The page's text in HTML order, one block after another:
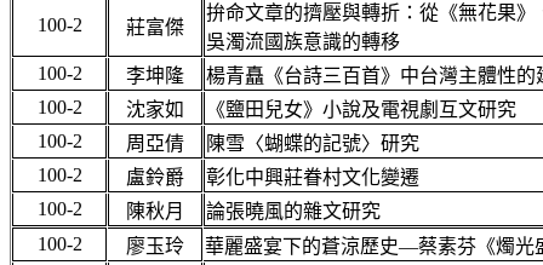
100-2 莊富傑
拚命文章的擠壓與轉折：從《無花果》
吳濁流國族意識的轉移
100-2
李坤隆
楊青矗《台詩三百首》中台灣主體性的
100-2
沈家如
《鹽田兒女》小說及電視劇互文研究
100-2
周亞倩
陳雪〈蝴蝶的記號〉研究
100-2
盧鈴爵
彰化中興莊眷村文化變遷
100-2
陳秋月
論張曉風的雜文研究
100-2
廖玉玲
華麗盛宴下的蒼涼歷史—蔡素芬《燭光